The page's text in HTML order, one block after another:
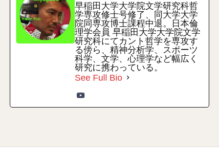
早稲田大学大学院文学研究科哲
学専攻修士号修了、同大学大学
院同専攻博士課程中退。日本倫
理学会員 早稲田大学大学院文学
研究科にてカント哲学を専攻す
る傍ら、精神分析学、スポーツ
科学、文学、心理学など幅広く
研究に携わっている。
See Full Bio